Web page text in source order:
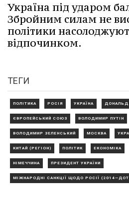
Україна під ударом
Збройним силам не
політики
відпочинком.
ТЕГИ
ПОЛІТИКА РОСІЯ УКРАЇНА ДОНАЛЬД
ЄВРОПЕЙСЬКИЙ СОЮЗ ВОЛОДИМИР ПУТІН
ВОЛОДИМИР ЗЕЛЕНСЬКИЙ МОСКВА
КИТАЙ (РЕГІОН) ПОЛІТИК ЕКОНОМІКА
НІМЕЧЧИНА ПРЕЗИДЕНТ УКРАЇНИ
МІЖНАРОДНІ САНКЦІЇ ЩОДО РОСІЇ